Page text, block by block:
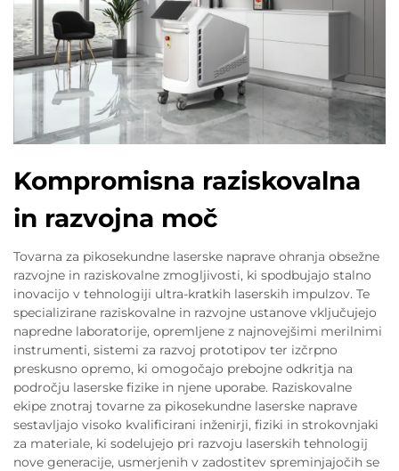
Kompromisna raziskovalna
in razvojna moč
Tovarna za pikosekundne laserske naprave ohranja obsežne
razvojne in raziskovalne zmogljivosti, ki spodbujajo stalno
inovacijo v tehnologiji ultra-kratkih laserskih impulzov. Te
specializirane raziskovalne in razvojne ustanove vključujejo
napredne laboratorije, opremljene z najnovejšimi merilnimi
instrumenti, sistemi za razvoj prototipov ter izčrpno
preskusno opremo, ki omogočajo prebojne odkritja na
področju laserske fizike in njene uporabe. Raziskovalne
ekipe znotraj tovarne za pikosekundne laserske naprave
sestavljajo visoko kvalificirani inženirji, fiziki in strokovnjaki
za materiale, ki sodelujejo pri razvoju laserskih tehnologij
nove generacije, usmerjenih v zadostitev spreminjajočih se